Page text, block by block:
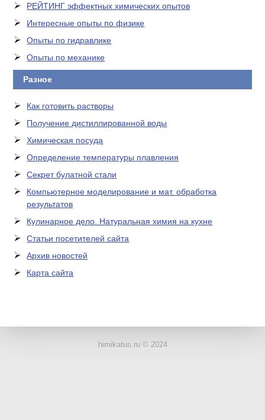
РЕЙТИНГ эффектных химических опытов
Интересные опыты по физике
Опыты по гидравлике
Опыты по механике
Разное
Как готовить растворы
Получение дистиллированной воды
Химическая посуда
Определение температуры плавления
Секрет булатной стали
Компьютерное моделирование и мат. обработка
результатов
Кулинарное дело. Натуральная химия на кухне
Статьи посетителей сайта
Архив новостей
Карта сайта
himikatus.ru © 2024